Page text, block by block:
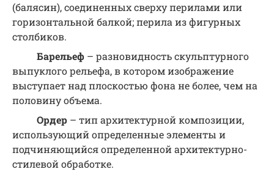
(балясин), соединенных сверху перилами или
горизонтальной балкой; перила из фигурных
столбиков.
Барельеф – разновидность скульптурного
выпуклого рельефа, в котором изображение
выступает над плоскостью фона не более, чем на
половину объема.
Ордер – тип архитектурной композиции,
использующий определенные элементы и
подчиняющийся определенной архитектурно-
стилевой обработке.